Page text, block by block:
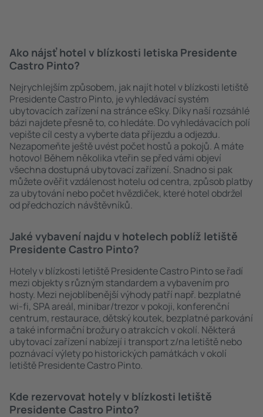
Ako nájsť hotel v blízkosti letiska Presidente
Castro Pinto?
Nejrychlejším způsobem, jak najít hotel v blízkosti letiště
Presidente Castro Pinto, je vyhledávací systém
ubytovacích zařízení na stránce eSky. Díky naší rozsáhlé
bázi najdete přesně to, co hledáte. Do vyhledávacích polí
vepište cíl cesty a vyberte data příjezdu a odjezdu.
Nezapomeňte ještě uvést počet hostů a pokojů. A máte
hotovo! Během několika vteřin se před vámi objeví
všechna dostupná ubytovací zařízení. Snadno si pak
můžete ověřit vzdálenost hotelu od centra, způsob platby
za ubytování nebo počet hvězdiček, které hotel obdržel
od předchozích návštěvníků.
Jaké vybavení najdu v hotelech poblíž letiště
Presidente Castro Pinto?
Hotely v blízkosti letiště Presidente Castro Pinto se řadí
mezi objekty s různým standardem a vybavením pro
hosty. Mezi nejoblíbenější výhody patří např. bezplatné
wi-fi, SPA areál, minibar/trezor v pokoji, konferenční
centrum, restaurace, dětský koutek, bezplatné parkování
a také informační brožury o atrakcích v okolí. Některá
ubytovací zařízení nabízejí i transport z/na letiště nebo
poznávací výlety po historických památkách v okolí
letiště Presidente Castro Pinto.
Kde rezervovat hotely v blízkosti letiště
Presidente Castro Pinto?